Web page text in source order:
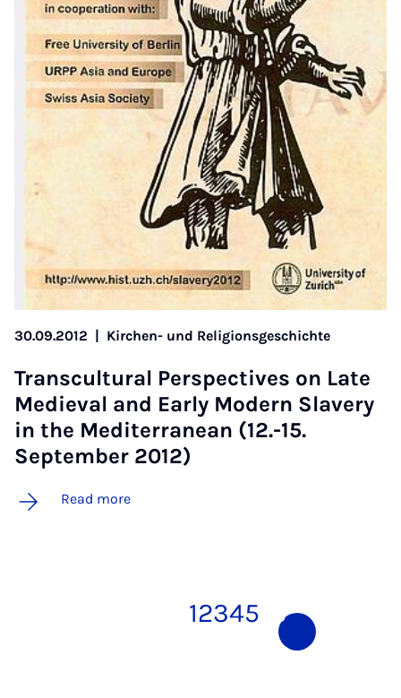
30.09.2012 | Kirchen- und Religionsgeschichte
Transcul­tur­al Per­spect­ives on Late
Me­di­ev­al and Early Mod­ern Slavery
in the Medi­ter­ranean (12.-15.
Septem­ber 2012)
Read more
12345 6